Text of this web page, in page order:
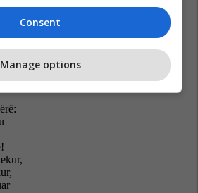
Consent
Manage options